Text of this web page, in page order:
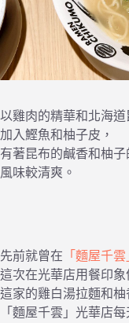
以雞肉的精華和北海道
加入鰹魚和柚子皮，
有著昆布的鹹香和柚子
風味較清爽。
先前就曾在 「麵屋千
這次在光華店用餐印象
這家的雞白湯拉麵和
「麵屋千雲」光華店